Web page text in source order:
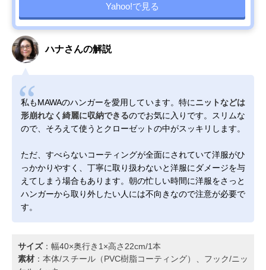
Yahoo!で見る
ハナさんの解説
私もMAWAのハンガーを愛用しています。特にニットなどは
形崩れなく綺麗に収納できるのでお気に入りです。スリムな
ので、そろえて使うとクローゼットの中がスッキリします。
ただ、すべらないコーティングが全面にされていて洋服がひ
っかかりやすく、丁寧に取り扱わないと洋服にダメージを与
えてしまう場合もあります。朝の忙しい時間に洋服をさっと
ハンガーから取り外したい人には不向きなので注意が必要で
す。
サイズ：幅40×奥行き1×高さ22cm/1本
素材 ：本体/スチール（PVC樹脂コーティング）、フック/ニッ